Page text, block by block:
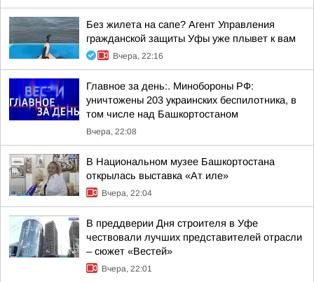
Без жилета на сапе? Агент Управления
гражданской защиты Уфы уже плывет к вам
Вчера, 22:16
Главное за день:. Минобороны РФ:
уничтожены 203 украинских беспилотника, в
том числе над Башкортостаном
Вчера, 22:08
В Национальном музее Башкортостана
открылась выставка «Ат иле»
Вчера, 22:04
В преддверии Дня строителя в Уфе
чествовали лучших представителей отрасли
– сюжет «Вестей»
Вчера, 22:01